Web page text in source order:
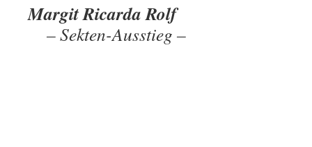
Margit Ricarda Rolf
– Sekten-Ausstieg –